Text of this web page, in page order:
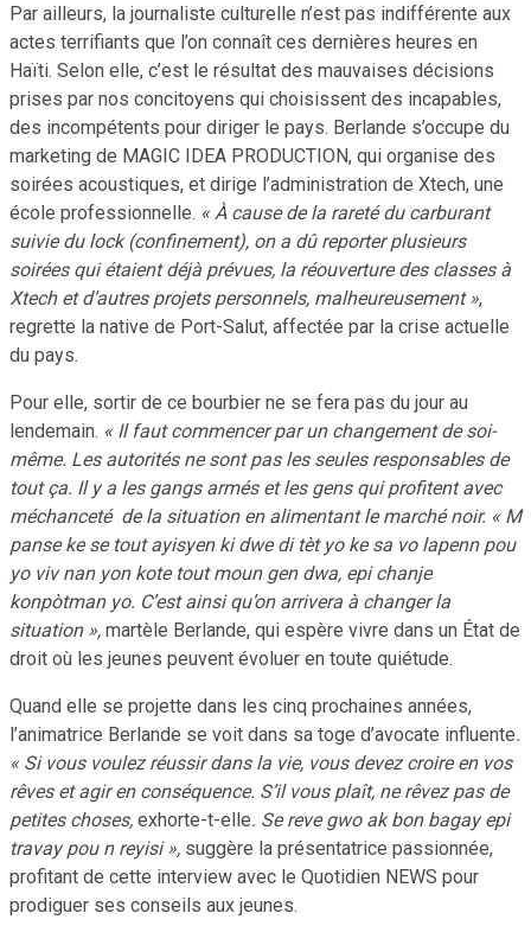
Par ailleurs, la journaliste culturelle n’est pas indifférente aux
actes terrifiants que l’on connaît ces dernières heures en
Haïti. Selon elle, c’est le résultat des mauvaises décisions
prises par nos concitoyens qui choisissent des incapables,
des incompétents pour diriger le pays. Berlande s’occupe du
marketing de MAGIC IDEA PRODUCTION, qui organise des
soirées acoustiques, et dirige l’administration de Xtech, une
école professionnelle. « À cause de la rareté du carburant
suivie du lock (confinement), on a dû reporter plusieurs
soirées qui étaient déjà prévues, la réouverture des classes à
Xtech et d’autres projets personnels, malheureusement »,
regrette la native de Port-Salut, affectée par la crise actuelle
du pays.
Pour elle, sortir de ce bourbier ne se fera pas du jour au
lendemain. « Il faut commencer par un changement de soi-
même. Les autorités ne sont pas les seules responsables de
tout ça. Il y a les gangs armés et les gens qui profitent avec
méchanceté de la situation en alimentant le marché noir. « M
panse ke se tout ayisyen ki dwe di tèt yo ke sa vo lapenn pou
yo viv nan yon kote tout moun gen dwa, epi chanje
konpòtman yo. C’est ainsi qu’on arrivera à changer la
situation », martèle Berlande, qui espère vivre dans un État de
droit où les jeunes peuvent évoluer en toute quiétude.
Quand elle se projette dans les cinq prochaines années,
l’animatrice Berlande se voit dans sa toge d’avocate influente.
« Si vous voulez réussir dans la vie, vous devez croire en vos
rêves et agir en conséquence. S’il vous plaît, ne rêvez pas de
petites choses, exhorte-t-elle. Se reve gwo ak bon bagay epi
travay pou n reyisi », suggère la présentatrice passionnée,
profitant de cette interview avec le Quotidien NEWS pour
prodiguer ses conseils aux jeunes.